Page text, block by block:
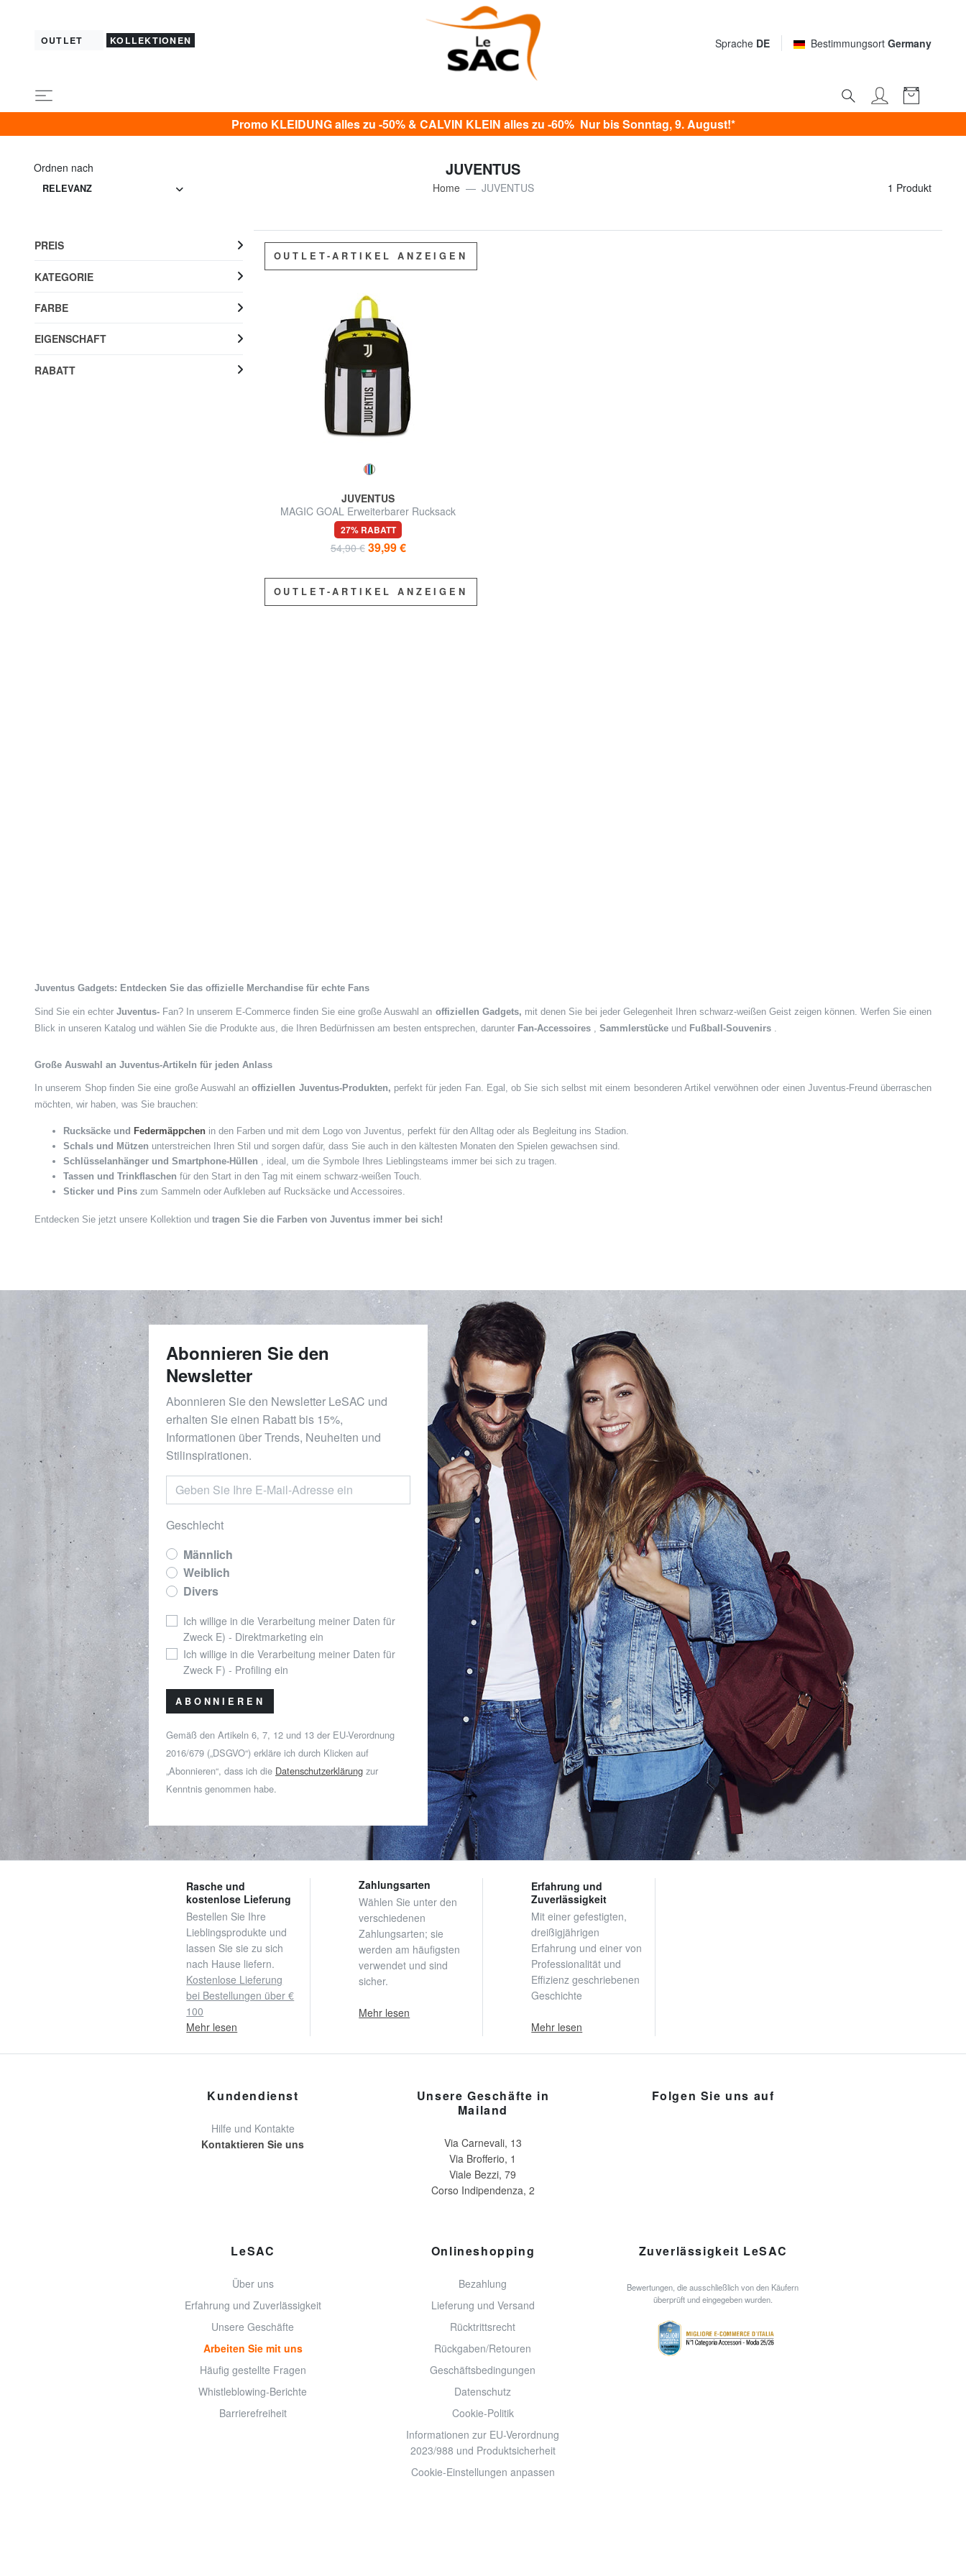
OUTLET KOLLEKTIONEN Sprache DE Bestimmungsort Germany
Promo KLEIDUNG alles zu -50% & CALVIN KLEIN alles zu -60% Nur bis Sonntag, 9. August!*
Ordnen nach
RELEVANZ
JUVENTUS
Home JUVENTUS 1 Produkt
OUTLET-ARTIKEL ANZEIGEN
JUVENTUS
MAGIC GOAL Erweiterbarer Rucksack
27% RABATT
54,90 € 39,99 €
OUTLET-ARTIKEL ANZEIGEN
PREIS
KATEGORIE
FARBE
EIGENSCHAFT
RABATT
Juventus Gadgets: Entdecken Sie das offizielle Merchandise für echte Fans
Sind Sie ein echterJuventus- Fan? In unserem E-Commerce finden Sie eine große Auswahl an offiziellen Gadgets, mit denen Sie bei jeder Gelegenheit Ihren schwarz-weißen Geist zeigen können. Werfen Sie einen
Blick in unseren Katalog und wählen Sie die Produkte aus, die Ihren Bedürfnissen am besten entsprechen, darunter Fan-Accessoires , Sammlerstücke und Fußball-Souvenirs .
Große Auswahl an Juventus-Artikeln für jeden Anlass
In unserem Shop finden Sie eine große Auswahl anoffiziellen Juventus-Produkten, perfekt für jeden Fan. Egal, ob Sie sich selbst mit einem besonderen Artikel verwöhnen oder einen Juventus-Freund überraschen
möchten, wir haben, was Sie brauchen:
Rucksäcke und Federmäppchen in den Farben und mit dem Logo von Juventus, perfekt für den Alltag oder als Begleitung ins Stadion.
Schals und Mützen unterstreichen Ihren Stil und sorgen dafür, dass Sie auch in den kältesten Monaten den Spielen gewachsen sind.
Schlüsselanhänger und Smartphone-Hüllen , ideal, um die Symbole Ihres Lieblingsteams immer bei sich zu tragen.
Tassen und Trinkflaschen für den Start in den Tag mit einem schwarz-weißen Touch.
Sticker und Pins zum Sammeln oder Aufkleben auf Rucksäcke und Accessoires.
Entdecken Sie jetzt unsere Kollektion und tragen Sie die Farben von Juventus immer bei sich!
Abonnieren Sie den
Newsletter
Abonnieren Sie den Newsletter LeSAC und
erhalten Sie einen Rabatt bis 15%,
Informationen über Trends, Neuheiten und
Stilinspirationen.
Geschlecht
Männlich
Weiblich
Divers
Ich willige in die Verarbeitung meiner Daten für
Zweck E) - Direktmarketing ein
Ich willige in die Verarbeitung meiner Daten für
Zweck F) - Profiling ein
ABONNIEREN
Gemäß den Artikeln 6, 7, 12 und 13 der EU-Verordnung
2016/679 („DSGVO“) erkläre ich durch Klicken auf
„Abonnieren“, dass ich die Datenschutzerklärung zur
Kenntnis genommen habe.
Rasche und
kostenlose Lieferung
Bestellen Sie Ihre
Lieblingsprodukte und
lassen Sie sie zu sich
nach Hause liefern.
Kostenlose Lieferung
bei Bestellungen über €
100
Mehr lesen
Zahlungsarten
Wählen Sie unter den
verschiedenen
Zahlungsarten; sie
werden am häufigsten
verwendet und sind
sicher.
Mehr lesen
Erfahrung und
Zuverlässigkeit
Mit einer gefestigten,
dreißigjährigen
Erfahrung und einer von
Professionalität und
Effizienz geschriebenen
Geschichte
Mehr lesen
Kundendienst
Hilfe und Kontakte
Kontaktieren Sie uns
Unsere Geschäfte in
Mailand
Via Carnevali, 13
Via Brofferio, 1
Viale Bezzi, 79
Corso Indipendenza, 2
Folgen Sie uns auf
LeSAC
Über uns
Erfahrung und Zuverlässigkeit
Unsere Geschäfte
Arbeiten Sie mit uns
Häufig gestellte Fragen
Whistleblowing-Berichte
Barrierefreiheit
Onlineshopping
Bezahlung
Lieferung und Versand
Rücktrittsrecht
Rückgaben/Retouren
Geschäftsbedingungen
Datenschutz
Cookie-Politik
Informationen zur EU-Verordnung
2023/988 und Produktsicherheit
Cookie-Einstellungen anpassen
Zuverlässigkeit LeSAC
Bewertungen, die ausschließlich von den Käufern
überprüft und eingegeben wurden.